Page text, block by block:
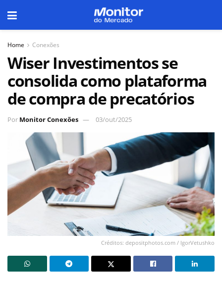
Home Conexões
Wiser Investimentos se
consolida como plataforma
de compra de precatórios
Por Monitor Conexões 03/out/2025
Créditos: depositphotos.com / IgorVetushko